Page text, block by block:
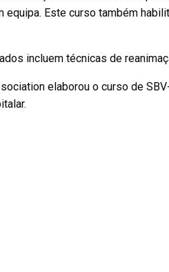
equipa. Este curso também
incluem técnicas de
elaborou o curso de